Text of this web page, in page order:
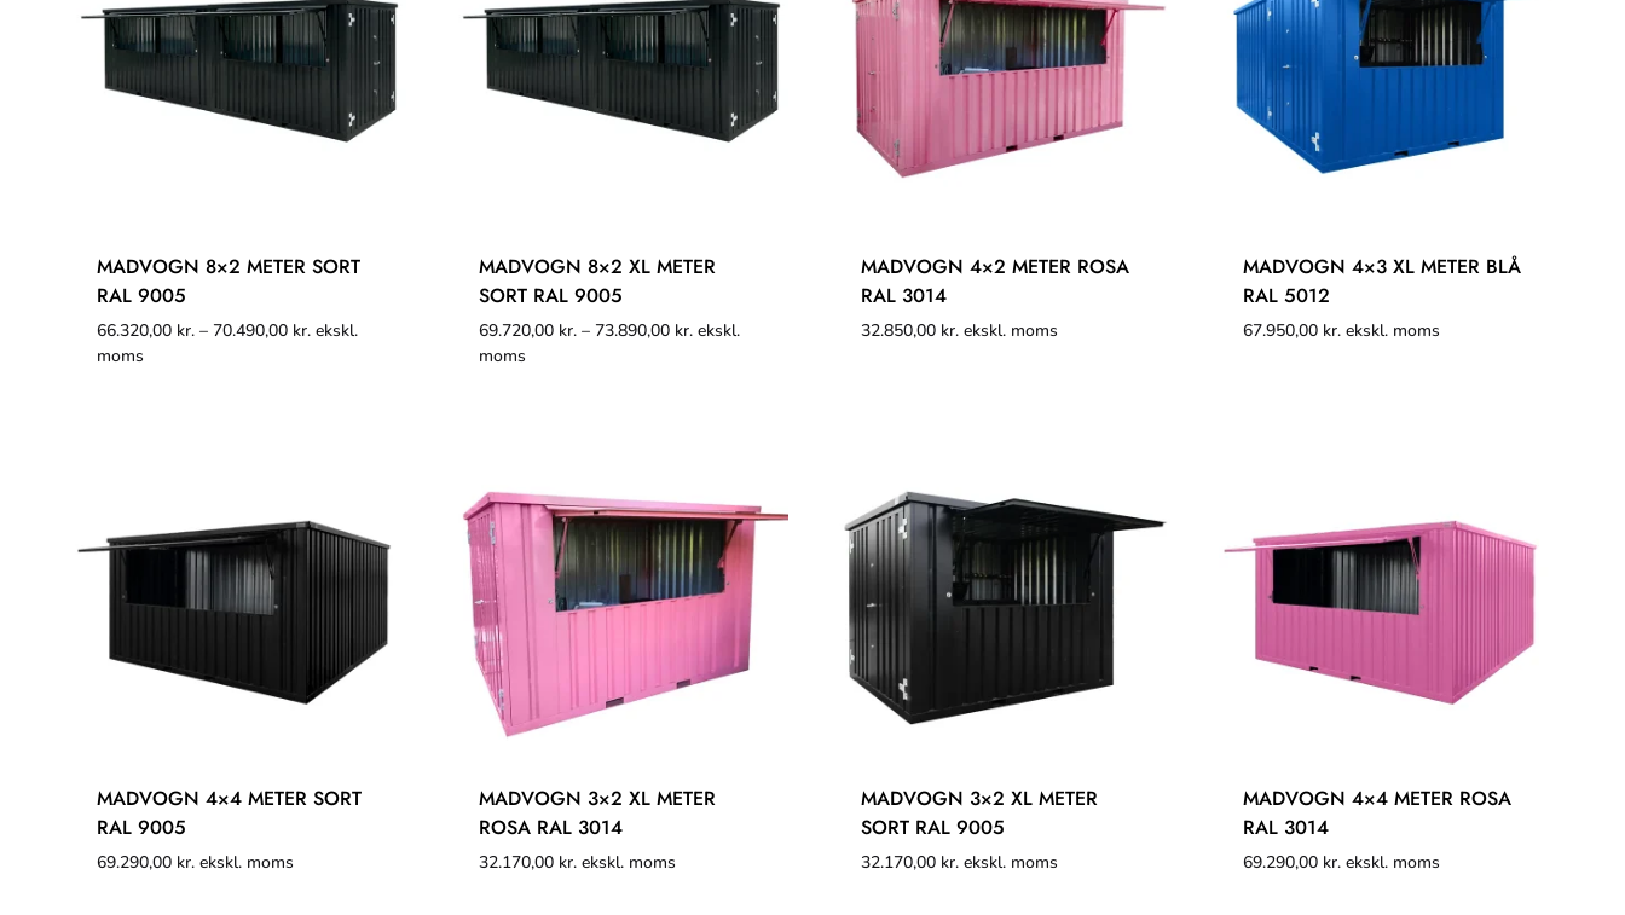
MADVOGN 8×2 METER SORT
RAL 9005
66.320,00 kr. – 70.490,00 kr. ekskl.
moms
MADVOGN 8×2 XL METER
SORT RAL 9005
69.720,00 kr. – 73.890,00 kr. ekskl.
moms
MADVOGN 4×2 METER ROSA
RAL 3014
32.850,00 kr. ekskl. moms
MADVOGN 4×3 XL METER BLÅ
RAL 5012
67.950,00 kr. ekskl. moms
MADVOGN 4×4 METER SORT
RAL 9005
69.290,00 kr. ekskl. moms
MADVOGN 3×2 XL METER
ROSA RAL 3014
32.170,00 kr. ekskl. moms
MADVOGN 3×2 XL METER
SORT RAL 9005
32.170,00 kr. ekskl. moms
MADVOGN 4×4 METER ROSA
RAL 3014
69.290,00 kr. ekskl. moms